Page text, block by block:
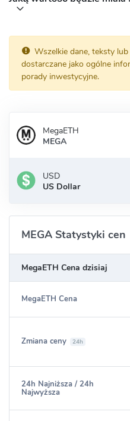
Wszelkie dane, teksty
dostarczane jako ogólne
porady inwestycyjne.
MegaETH
MEGA
USD
US Dollar
MEGA Statystyki cen
MegaETH Cena dzisiaj
MegaETH Cena
Zmiana ceny 24h
24h Najniższa / 24h
Najwyższa